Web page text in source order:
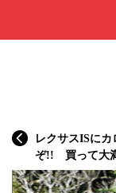
レクサスISに
ぞ!! 買って大